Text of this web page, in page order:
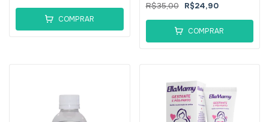
COMPRAR
R$35,00 R$24,90
COMPRAR